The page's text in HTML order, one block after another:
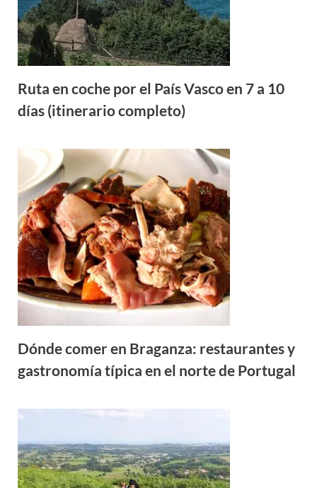
Ruta en coche por el País Vasco en 7 a 10
días (itinerario completo)
Dónde comer en Braganza: restaurantes y
gastronomía típica en el norte de Portugal